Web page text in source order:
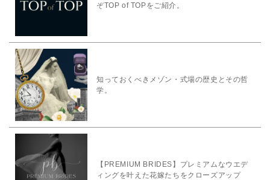
ぞTOP of TOPをご紹介。
知っておくべきメゾン・式場の歴史とその哲
学。
【PREMIUM BRIDES】プレミアムなウエデ
ィングを叶えた花嫁たちをクローズアップ